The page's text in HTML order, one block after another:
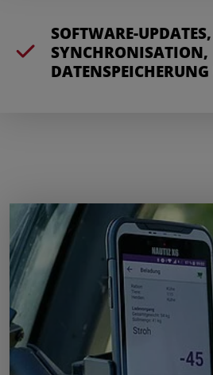
SOFTWARE-
SYNCHRONISATION,